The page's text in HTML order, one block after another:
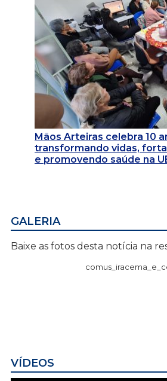
Mãos Arteiras celebra 10
transformando vidas,
e promovendo saúde na
GALERIA
Baixe as fotos desta notícia na
VÍDEOS